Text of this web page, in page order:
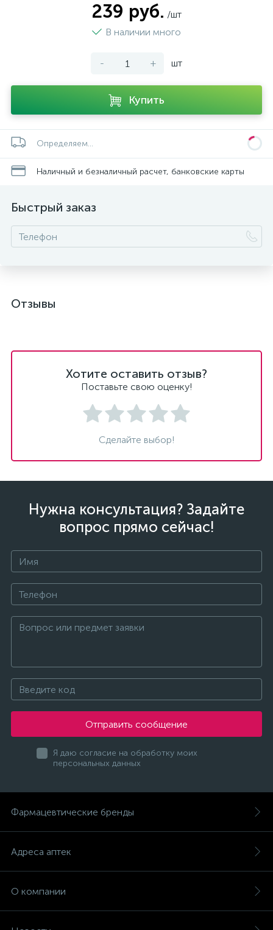
239 руб. /шт
В наличии много
- + шт
Купить
Определяем...
Наличный и безналичный расчет, банковские карты
Быстрый заказ
Отзывы
Хотите оставить отзыв?
Поставьте свою оценку!
Сделайте выбор!
Нужна консультация? Задайте
вопрос прямо сейчас!
Отправить сообщение
Я даю согласие на обработку моих
персональных данных
Фармацевтические бренды
Адреса аптек
О компании